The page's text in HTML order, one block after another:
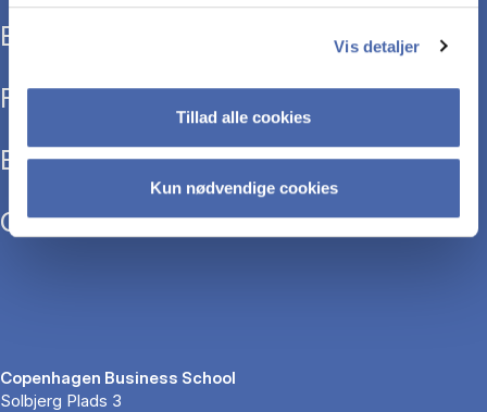
Vis detaljer
Tillad alle cookies
Kun nødvendige cookies
Efteruddannelse
Forskning
Bibliotek
Om CBS
Copenhagen Business School
Solbjerg Plads 3